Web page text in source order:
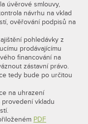
úvěrové smlouvy,
návrhu na vklad
ověřování podpisů na
pohledávky z
prodávajícímu
financování na
zástavní právo.
tedy bude po určitou
na uhrazení
vkladu
PDF